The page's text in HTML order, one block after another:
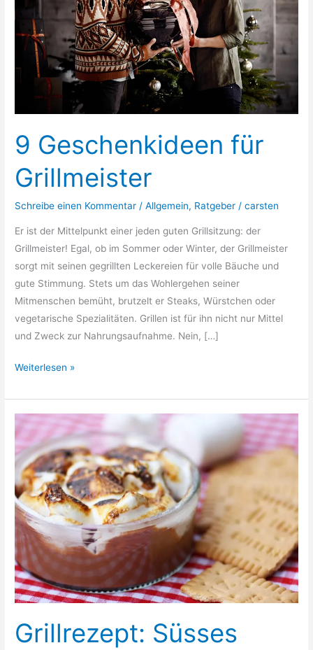
9 Geschenkideen für
Grillmeister
Schreibe einen Kommentar /Allgemein, Ratgeber /carsten
Er ist der Mittelpunkt einer jeden guten Grillsitzung: der
Grillmeister! Egal, ob im Sommer oder Winter, der Grillmeister
sorgt mit seinen gegrillten Leckereien für volle Bäuche und
gute Stimmung. Stets um das Wohlergehen seiner
Mitmenschen bemüht, brutzelt er Steaks, Würstchen oder
vegetarische Spezialitäten. Grillen ist für ihn nicht nur Mittel
und Zweck zur Nahrungsaufnahme. Nein, […]
9
für
Grillmeister
Weiterlesen »
Grillrezept: Süsses